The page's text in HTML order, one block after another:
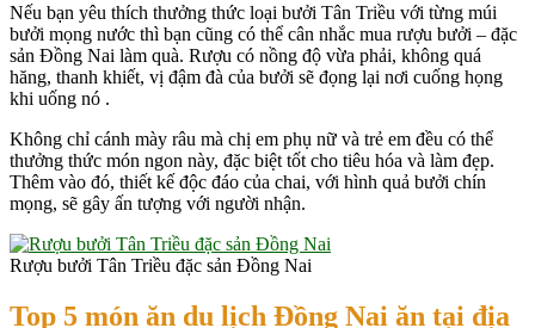
Nếu bạn yêu thích thưởng thức loại bưởi Tân Triều với từng múi
bưởi mọng nước thì bạn cũng có thể cân nhắc mua rượu bưởi – đặc
sản Đồng Nai làm quà. Rượu có nồng độ vừa phải, không quá
hăng, thanh khiết, vị đậm đà của bưởi sẽ đọng lại nơi cuống họng
khi uống nó .
Không chỉ cánh mày râu mà chị em phụ nữ và trẻ em đều có thể
thưởng thức món ngon này, đặc biệt tốt cho tiêu hóa và làm đẹp.
Thêm vào đó, thiết kế độc đáo của chai, với hình quả bưởi chín
mọng, sẽ gây ấn tượng với người nhận.
Rượu bưởi Tân Triều đặc sản Đồng Nai
Top 5 món ăn du lịch Đồng Nai ăn tại địa